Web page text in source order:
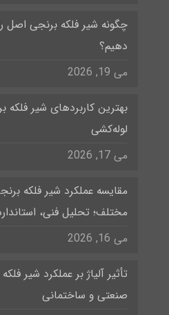
چگونه شیر فلکه برنجی اصل
دهیم؟
می 19, 2026
بهترین کاربردهای شیر
لوله‌کشی
می 17, 2026
مقایسه عملکرد شیر فلکه
مختلف؛ تحلیل فنی،
می 16, 2026
تأثیر آلیاژ بر عملکرد شیر
صنعتی و ساختمانی